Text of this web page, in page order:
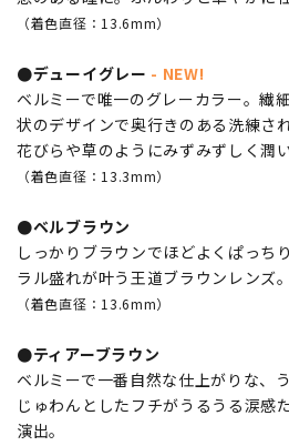
（着色直径：13.6mm）
●デューイグレー - NEW!
ベルミーで唯一のグレーカラー。繊
状のデザインで奥行きのある洗練さ
花びらや草のようにみずみずしく潤
（着色直径：13.3mm）
●ベルブラウン
しっかりブラウンでほどよくぱっち
ラル盛れが叶う王道ブラウンレンズ。
（着色直径：13.6mm）
●ティアーブラウン
ベルミーで一番自然な仕上がりな、
じゅわんとしたフチがうるうる涙感
演出。